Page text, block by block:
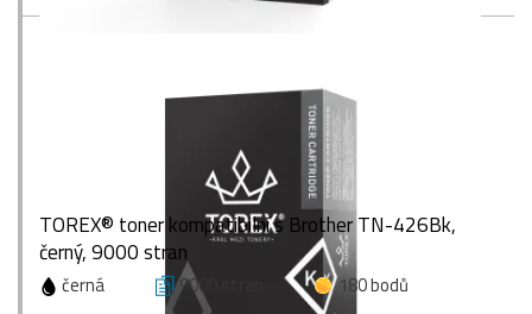
TOREX® toner kompatibilní s Brother TN-426Bk,
černý, 9000 stran
černá 9000 stran
180 bodů